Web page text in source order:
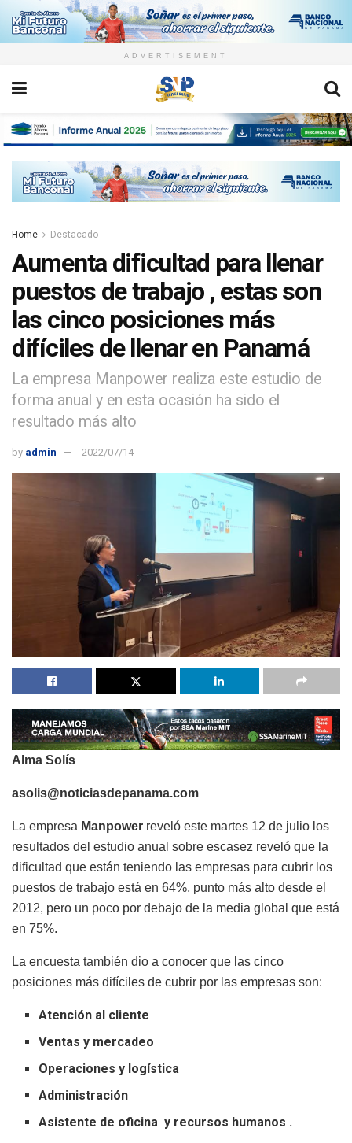
ADVERTISEMENT
Home Destacado
Aumenta dificultad para llenar
puestos de trabajo , estas son
las cinco posiciones más
difíciles de llenar en Panamá
La empresa Manpower realiza este estudio de
forma anual y en esta ocasión ha sido el
resultado más alto
by admin 2022/07/14
Alma Solís
asolis@noticiasdepanama.com
La empresa Manpower reveló este martes 12 de julio los
resultados del estudio anual sobre escasez reveló que la
dificultad que están teniendo las empresas para cubrir los
puestos de trabajo está en 64%, punto más alto desde el
2012, pero un poco por debajo de la media global que está
en 75%.
La encuesta también dio a conocer que las cinco
posiciones más difíciles de cubrir por las empresas son:
Atención al cliente
Ventas y mercadeo
Operaciones y logística
Administración
Asistente de oficina y recursos humanos .